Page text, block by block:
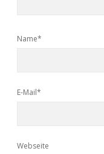
Name*
E-Mail*
Webseite